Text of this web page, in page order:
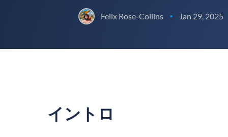
Felix Rose-Collins • Jan 29, 2025
イントロ